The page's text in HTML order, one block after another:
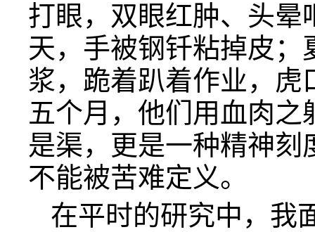
打眼，双眼红肿、头晕
天，手被钢钎粘掉皮
浆，跪着趴着作业，
五个月，他们用血肉
是渠，更是一种精神
不能被苦难定义。
在平时的研究中，我